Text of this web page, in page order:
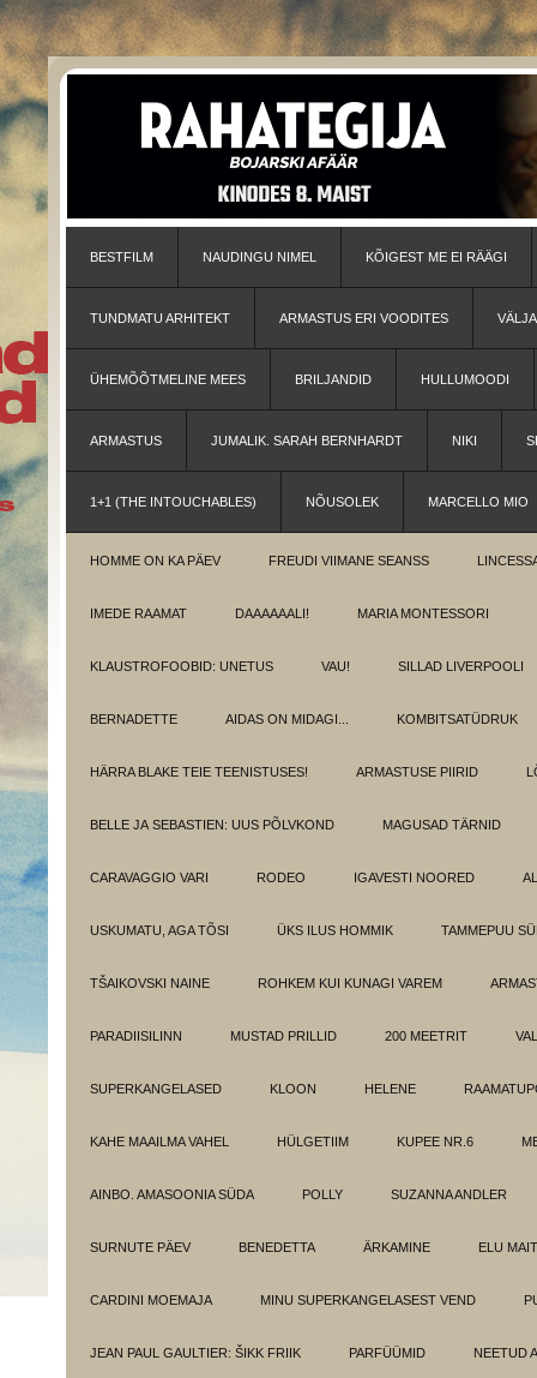
BESTFILM NAUDINGU NIMEL KÕIGEST ME EI RÄÄGI
TUNDMATU ARHITEKT ARMASTUS ERI VOODITES
ÜHEMÕÕTMELINE MEES BRILJANDID HULLUMOODI
ARMASTUS JUMALIK. SARAH BERNHARDT NIKI
1+1 (THE INTOUCHABLES) NÕUSOLEK MARCELLO MIO
HOMME ON KA PÄEV FREUDI VIIMANE SEANSS
IMEDE RAAMAT DAAAAAALI! MARIA MONTESSORI
KLAUSTROFOOBID: UNETUS VAU! SILLAD LIVERPOOLI
BERNADETTE AIDAS ON MIDAGI... KOMBITSATÜDRUK
HÄRRA BLAKE TEIE TEENISTUSES! ARMASTUSE PIIRID
BELLE JA SEBASTIEN: UUS PÕLVKOND MAGUSAD TÄRNID
CARAVAGGIO VARI RODEO IGAVESTI NOORED
USKUMATU, AGA TÕSI ÜKS ILUS HOMMIK TAMMEPUU
TŠAIKOVSKI NAINE ROHKEM KUI KUNAGI VAREM
PARADIISILINN MUSTAD PRILLID 200 MEETRIT
SUPERKANGELASED KLOON HELENE
KAHE MAAILMA VAHEL HÜLGETIIM KUPEE NR.6
AINBO. AMASOONIA SÜDA POLLY SUZANNA ANDLER
SURNUTE PÄEV BENEDETTA ÄRKAMINE ELU
CARDINI MOEMAJA MINU SUPERKANGELASEST VEND
JEAN PAUL GAULTIER: ŠIKK FRIIK PARFÜÜMID NEETUD